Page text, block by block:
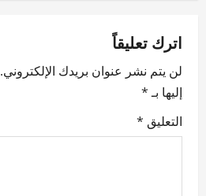
v
i
g
a
اترك تعليقاً
لن يتم نشر عنوان بريدك الإلكتروني.
إليها بـ*
التعليق *